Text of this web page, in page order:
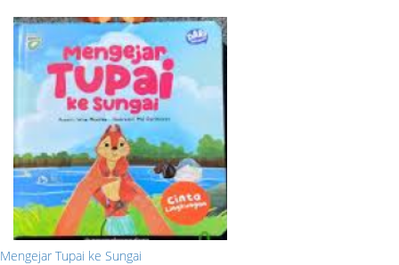
Mengejar Tupai ke Sungai